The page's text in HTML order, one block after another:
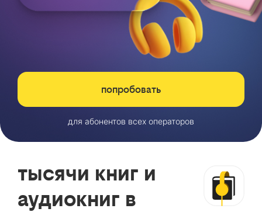
попробовать
для абонентов всех операторов
тысячи книг и
аудиокниг в